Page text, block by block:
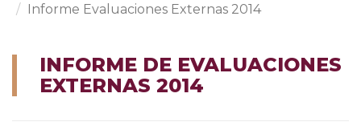
Informe Evaluaciones Externas 2014
INFORME DE EVALUACIONES
EXTERNAS 2014